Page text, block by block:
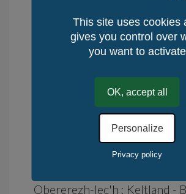
Livadur teknikoù kemmesket
hag eoul) war lien lin.
Testeni a vo roet.
Dioueradus : e stok
Kasadenn : 4 devezh
Obererezh-lec'h : Keltland -
This site uses cookies
gives you control over
you want to activate
OK, accept all
Personalize
Privacy policy